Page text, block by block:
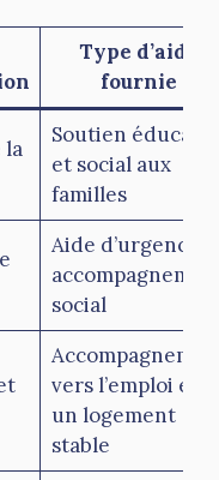
Type d’aide
fournie
Soutien éducatif
et social aux
familles
Aide d’urgence
social
vers l’emploi et
un logement
stable